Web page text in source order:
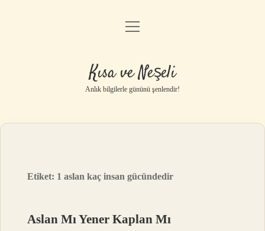
Anasayfa
Yasal Uyarı
menüyü
Kısa ve Neşeli
Anlık bilgilerle gününü şenlendir!
Etiket: 1 aslan kaç insan gücündedir
Aslan Mı Yener Kaplan Mı